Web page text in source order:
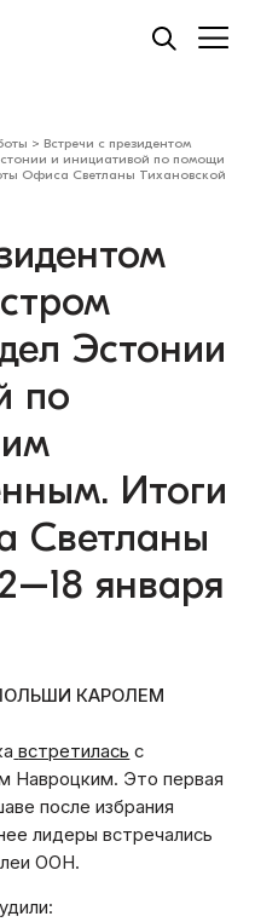
> Встречи с президентом
и инициативой по помощи
Офиса Светланы Тихановской
Эстонии
по
Итоги
Светланы
января
КАРОЛЕМ
встретилась с
Навроцким. Это первая
после избрания
лидеры встречались
ООН.